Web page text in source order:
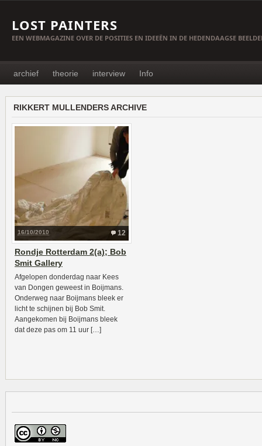
LOST PAINTERS
EEN WEBMAGAZINE OVER DE POSITIES EN IDEEËN IN DE HEDENDAAGSE
archief theorie interview Info
RIKKERT MULLENDERS ARCHIVE
12
16/10/2010
Rondje Rotterdam 2(a); Bob
Smit Gallery
Afgelopen donderdag naar Kees
van Dongen geweest in Boijmans.
Onderweg naar Boijmans bleek er
licht te schijnen bij Bob Smit.
Aangekomen bij Boijmans bleek
dat deze pas om 11 uur […]